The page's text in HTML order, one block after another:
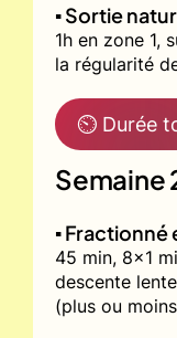
▪️ Sortie
1h en zone 1,
la régularité
⏲ Durée
Semaine
▪️
45 min, 8x1
descente
(plus ou